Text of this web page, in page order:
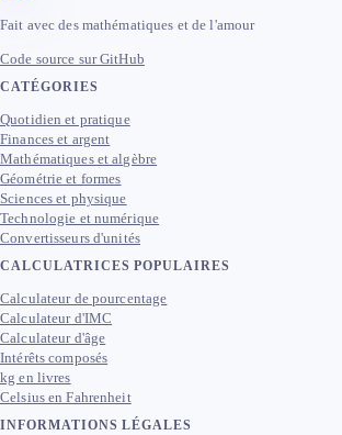
Fait avec des mathématiques et de l'amour
Code source sur GitHub
CATÉGORIES
Quotidien et pratique
Finances et argent
Mathématiques et algèbre
Géométrie et formes
Sciences et physique
Technologie et numérique
Convertisseurs d'unités
CALCULATRICES POPULAIRES
Calculateur de pourcentage
Calculateur d'IMC
Calculateur d'âge
Intérêts composés
kg en livres
Celsius en Fahrenheit
INFORMATIONS LÉGALES